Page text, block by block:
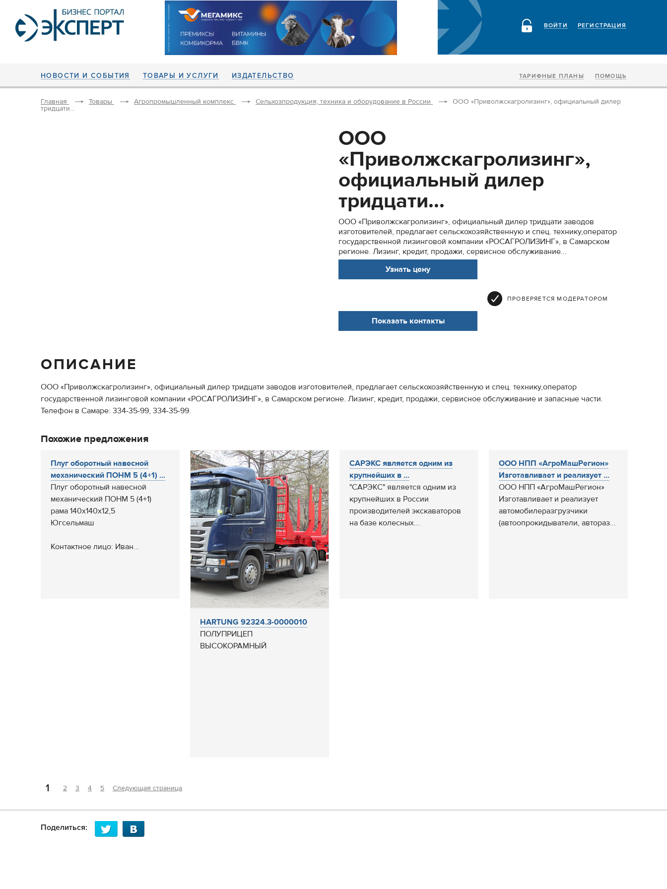
РЕГИСТРАЦИЯ
ВОЙТИ
НОВОСТИ И СОБЫТИЯ ТОВАРЫ И УСЛУГИ ИЗДАТЕЛЬСТВО ТАРИФНЫЕ ПЛАНЫ ПОМОЩЬ
Главная Товары Агропромышленный комплекс Сельхозпродукция, техника и оборудование в России ООО «Приволжскагролизинг», официальный дилер
тридцати...
ООО
«Приволжскагролизинг»,
официальный дилер
тридцати...
ООО «Приволжскагролизинг», официальный дилер тридцати заводов
изготовителей, предлагает сельскохозяйственную и спец. технику,оператор
государственной лизинговой компании «РОСАГРОЛИЗИНГ», в Самарском
регионе. Лизинг, кредит, продажи, сервисное обслуживание...
Узнать цену
ПРОВЕРЯЕТСЯ МОДЕРАТОРОМ
Показать контакты
ОПИСАНИЕ
ООО «Приволжскагролизинг», официальный дилер тридцати заводов изготовителей, предлагает сельскохозяйственную и спец. технику,оператор
государственной лизинговой компании «РОСАГРОЛИЗИНГ», в Самарском регионе. Лизинг, кредит, продажи, сервисное обслуживание и запасные части.
Телефон в Самаре: 334-35-99, 334-35-99.
Похожие предложения
Плуг оборотный навесной
механический ПОНМ 5 (4+1) ...
Плуг оборотный навесной
механический ПОНМ 5 (4+1)
рама 140х140х12,5
Югсельмаш
Контактное лицо: Иван...
HARTUNG 92324.3-0000010
ПОЛУПРИЦЕП
ВЫСОКОРАМНЫЙ
САРЭКС является одним из
крупнейших в ...
"САРЭКС" является одним из
крупнейших в России
производителей экскаваторов
на базе колесных...
ООО НПП «АгроМашРегион»
Изготавливает и реализует ...
ООО НПП «АгроМашРегион»
Изготавливает и реализует
автомобилеразгрузчики
(автоопрокидыватели, автораз...
1 2 3 4 5 Следующая страница
Поделиться: